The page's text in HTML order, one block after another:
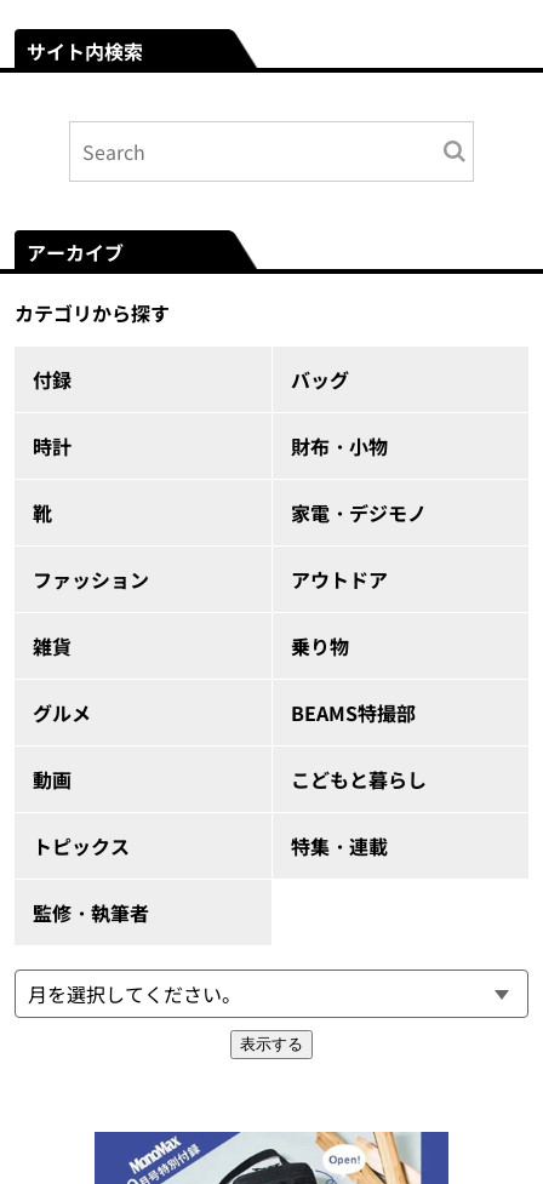
サイト内検索
アーカイブ
カテゴリから探す
付録 バッグ
時計 財布・小物
靴 家電・デジモノ
ファッション アウトドア
雑貨 乗り物
グルメ BEAMS特撮部
動画 こどもと暮らし
トピックス 特集・連載
監修・執筆者
表示する